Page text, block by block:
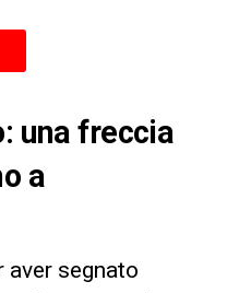
una freccia
a
segnato